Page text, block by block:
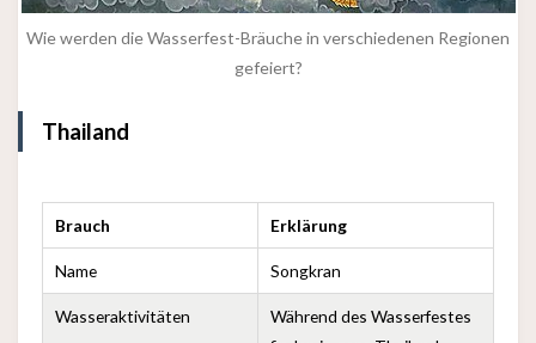
Wie werden die Wasserfest-Bräuche in verschiedenen Regionen
gefeiert?
Thailand
Brauch Erklärung
Name Songkran
Wasseraktivitäten
Während des Wasserfestes